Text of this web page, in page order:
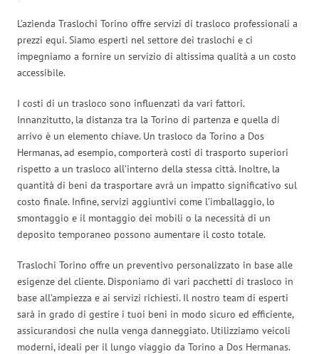
L’azienda Traslochi Torino offre servizi di trasloco professionali a
prezzi equi. Siamo esperti nel settore dei traslochi e ci
impegniamo a fornire un servizio di altissima qualità a un costo
accessibile.
I costi di un trasloco sono influenzati da vari fattori.
Innanzitutto, la distanza tra la Torino di partenza e quella di
arrivo è un elemento chiave. Un trasloco da Torino a Dos
Hermanas, ad esempio, comporterà costi di trasporto superiori
rispetto a un trasloco all’interno della stessa città. Inoltre, la
quantità di beni da trasportare avrà un impatto significativo sul
costo finale. Infine, servizi aggiuntivi come l’imballaggio, lo
smontaggio e il montaggio dei mobili o la necessità di un
deposito temporaneo possono aumentare il costo totale.
Traslochi Torino offre un preventivo personalizzato in base alle
esigenze del cliente. Disponiamo di vari pacchetti di trasloco in
base all’ampiezza e ai servizi richiesti. Il nostro team di esperti
sarà in grado di gestire i tuoi beni in modo sicuro ed efficiente,
assicurandosi che nulla venga danneggiato. Utilizziamo veicoli
moderni, ideali per il lungo viaggio da Torino a Dos Hermanas.